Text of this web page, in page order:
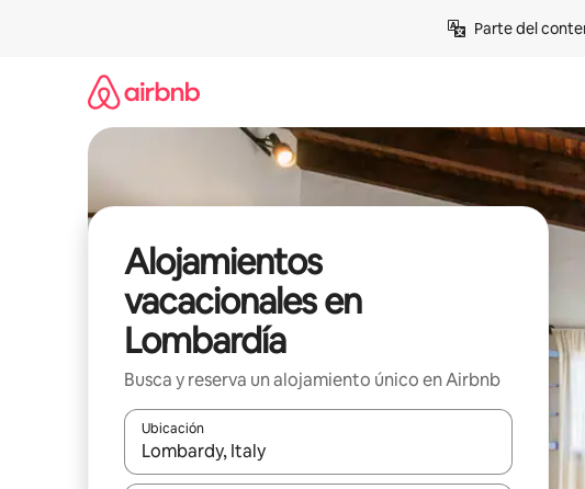
Parte del
Alojamientos
vacacionales en
Lombardía
Busca y reserva un alojamiento único en Airbnb
Ubicación
Cuando los resultados estén disponibles, podrás navegar